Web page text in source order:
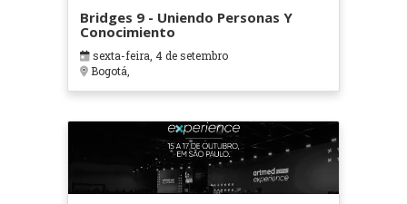
Bridges 9 - Uniendo Personas Y
Conocimiento
sexta-feira, 4 de setembro
Bogotá,